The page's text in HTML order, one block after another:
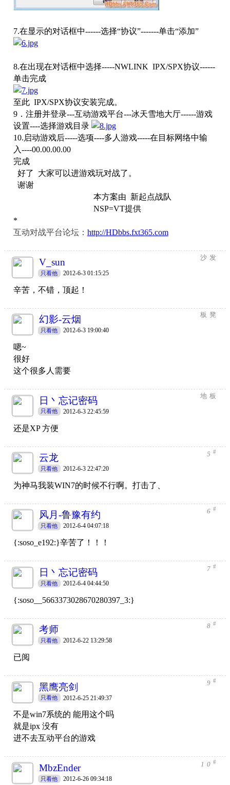
7.在显示的对话框中------选择“协议”-------单击“添加”
8.在出现在对话框中选择-----NWLINK IPX/SPX协议------
单击完成
至此IPX/SPX协议安装完成。
9．注册并登录---互动游戏平台---冰天雪地大厅------游戏
设置----选择游戏目录
10. 启动游戏后-----选项----多人游戏-----在目标网络中输
入----00.00.00.00
完成
好了
大家可以进游戏玩对战了。
谢谢
本方案由 新起点战队
NSP=VT提供
*
互动对战平台论坛： http://HDbbs.fxt365.com
沙发
V_sun
只看他 2012-6-3 01:15:25
辛苦，不错，顶起！
板凳
幻影-云烟
只看他 2012-6-3 19:00:40
嗯~
很好
这个很多人需要
地板
日丶忘记密码
只看他 2012-6-3 22:45:59
还是XP 方便
5 #
云龙
只看他 2012-6-3 22:47:20
为神马我装WIN7的时候不行啊。打击了、
6 #
风月-鲁豫有约
只看他 2012-6-4 04:07:18
{:soso_e192:}辛苦了！！！
7 #
日丶忘记密码
只看他 2012-6-4 04:44:50
{:soso__5663373028670280397_3:}
8 #
考师
只看他 2012-6-22 13:29:58
已阅
9 #
黑鹰亮剑
只看他 2012-6-25 21:49:37
不是win7系统的 能用这个吗
就是ipx 没有
进不去互动平台的游戏
10 #
MbzEnder
只看他 2012-6-26 09:34:18